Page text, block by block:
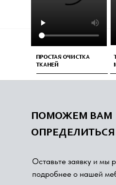
ПРОСТАЯ ОЧИСТКА
ТКАНЕЙ
ПОМОЖЕМ ВАМ
Оставьте заявку и мы
подробнее о нашей